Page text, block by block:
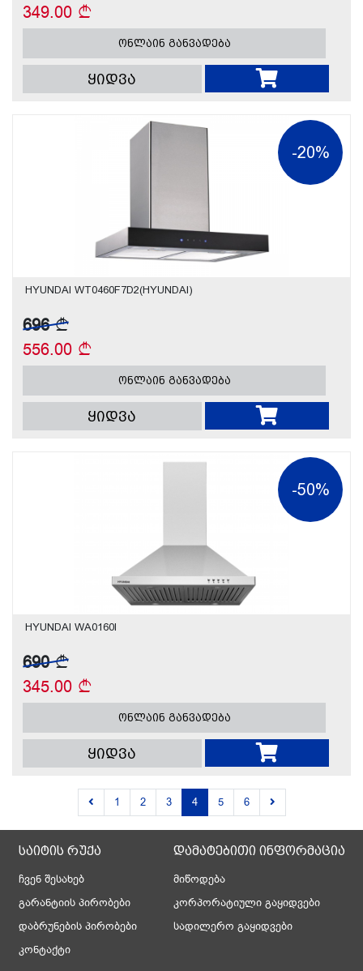
349.00
ონლაინ განვადება
ყიდვა
-20%
HYUNDAI WT0460F7D2(HYUNDAI)
696
556.00
ონლაინ განვადება
ყიდვა
-50%
HYUNDAI WA0160I
690
345.00
ონლაინ განვადება
ყიდვა
1 2 3 4 5 6
საიტის რუქა
ჩვენ შესახებ
გარანტიის პირობები
დაბრუნების პირობები
კონტაქტი
დამატებითი ინფორმაცია
მიწოდება
კორპორატიული გაყიდვები
სადილერო გაყიდვები